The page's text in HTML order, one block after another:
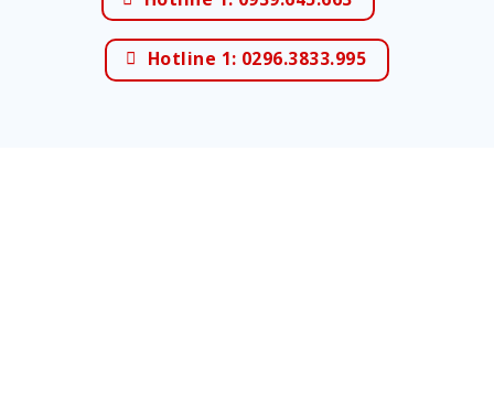
Hotline 1: 0296.3833.995